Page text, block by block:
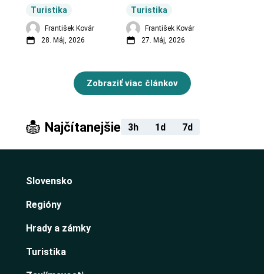
Turistika
František Kovár
28. Máj, 2026
Turistika
obci Budiná.
František Kovár
27. Máj, 2026
Zobraziť viac článkov
Najčítanejšie 3h 1d 7d
Slovensko
Regióny
Hrady a zámky
Turistika